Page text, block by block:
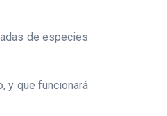
de especies
y que funcionará